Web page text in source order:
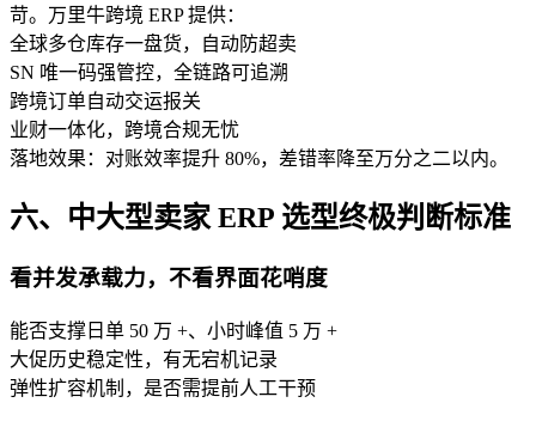
苛。万里牛跨境 ERP 提供：
全球多仓库存一盘货，自动防超卖
SN 唯一码强管控，全链路可追溯
跨境订单自动交运报关
业财一体化，跨境合规无忧
落地效果：对账效率提升 80%，差错率降至万分之二以内。
六、中大型卖家 ERP 选型终极判断标准
看并发承载力，不看界面花哨度
能否支撑日单 50 万 +、小时峰值 5 万 +
大促历史稳定性，有无宕机记录
弹性扩容机制，是否需提前人工干预